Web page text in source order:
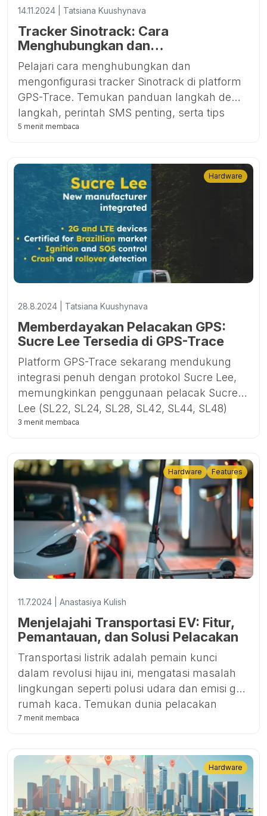
14.11.2024 | Tatsiana Kuushynava
Tracker Sinotrack: Cara
Menghubungkan dan
Mengonfigurasi
Pelajari cara menghubungkan dan
mengonfigurasi tracker Sinotrack di platform
GPS-Trace. Temukan panduan langkah demi
langkah, perintah SMS penting, serta tips
untuk pelacakan dan manajemen armada
5 menit membaca
28.8.2024 | Tatsiana Kuushynava
Memberdayakan Pelacakan GPS:
Sucre Lee Tersedia di GPS-Trace
Platform GPS-Trace sekarang mendukung
integrasi penuh dengan protokol Sucre Lee,
memungkinkan penggunaan pelacak Sucre
Lee (SL22, SL24, SL28, SL42, SL44, SL48)
secara mulus di semua aplikasi GPS-Trace.
pelacakan kendaraan dan properti pribadi,
dan Petovik untuk pelacakan hewan
peliharaan.Dengan pelacak Sucre Lee,
pengguna dapat melacak kendaraan, sepeda,
skuter, dan lainnya secara real-time,
membuat geofence, menerima notifikasi, dan
bahkan memblokir atau membuka blokir
mesin dari jarak jauh untuk mencegah
pencurian. Jelajahi instruksi koneksi yang
detail di situs web kami dan tingkatkan
pengalaman pelacakan Anda dengan GPS-
Trace.
Hardware
3 menit membaca
11.7.2024 | Anastasiya Kulish
Menjelajahi Transportasi EV: Fitur,
Pemantauan, dan Solusi Pelacakan
Transportasi listrik adalah pemain kunci
dalam revolusi hijau ini, mengatasi masalah
lingkungan seperti polusi udara dan emisi gas
rumah kaca. Temukan dunia pelacakan
kendaraan listrik (EV), menjelajahi berbagai
Hardware Features
7 menit membaca
Hardware